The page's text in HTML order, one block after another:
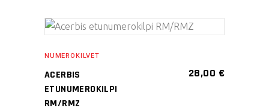
Tällä
on
NUMEROKILVET
ACERBIS
ETUNUMEROKILPI
RM/RMZ
28,00 €